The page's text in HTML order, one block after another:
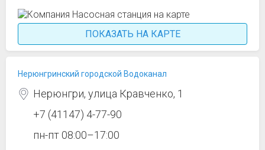
ПОКАЗАТЬ НА КАРТЕ
Нерюнгринский городской Водоканал
Нерюнгри, улица Кравченко, 1
+7 (41147) 4-77-90
пн-пт 08:00–17:00